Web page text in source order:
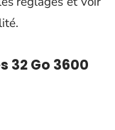
32 Go 3600